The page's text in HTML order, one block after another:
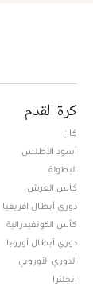
كرة القدم
كان
أسود الأطلس
البطولة
كأس العرش
دوري أبطال افريقيا
كأس الكونفيدرالية
دوري أبطال أوروبا
الدوري الأوروبي
إنجلترا